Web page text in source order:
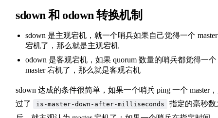
sdown 和 odown 转换机制
sdown 是主观宕机，就一个哨兵如果自己觉得一个 master
宕机了，那么就是主观宕机
odown 是客观宕机，如果 quorum 数量的哨兵都觉得一个
master 宕机了，那么就是客观宕机
sdown 达成的条件很简单，如果一个哨兵 ping 一个 master
过了
is-master-down-after-milliseconds
指定的毫秒数